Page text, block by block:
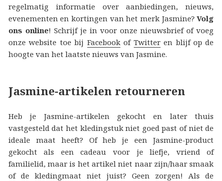
regelmatig informatie over aanbiedingen, nieuws,
evenementen en kortingen van het merk Jasmine?Volg
ons online! Schrijf je in voor onze nieuwsbrief of voeg
onze website toe bij Facebookof Twitteren blijf op de
hoogte van het laatste nieuws van Jasmine.
Jasmine-artikelen retourneren
Heb je Jasmine-artikelen gekocht en later thuis
vastgesteld dat het kledingstuk niet goed past of niet de
ideale maat heeft? Of heb je een Jasmine-product
gekocht als een cadeau voor je liefje, vriend of
familielid, maar is het artikel niet naar zijn/haar smaak
of de kledingmaat niet juist? Geen zorgen! Als de